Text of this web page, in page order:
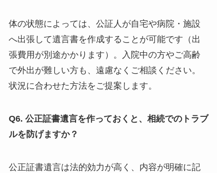
体の状態によっては、公証人が自宅や病院・施設
へ出張して遺言書を作成することが可能です（出
張費用が別途かかります）。入院中の方やご高齢
で外出が難しい方も、遠慮なくご相談ください。
状況に合わせた方法をご提案します。
Q6. 公正証書遺言を作っておくと、相続でのトラブ
ルを防げますか？
公正証書遺言は法的効力が高く、内容が明確に記